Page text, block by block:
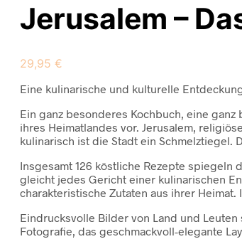
Jerusalem –
29,95 €
Eine kulinarische und kulturelle
Ein ganz besonderes Kochbuch, eine
ihres Heimatlandes vor. Jerusalem,
kulinarisch ist die Stadt ein Schmelztiegel.
Insgesamt 126 köstliche Rezepte spiegeln
gleicht jedes Gericht einer kulinarischen
charakteristische Zutaten aus ihrer
Eindrucksvolle Bilder von Land und
Fotografie, das geschmackvoll-elegante